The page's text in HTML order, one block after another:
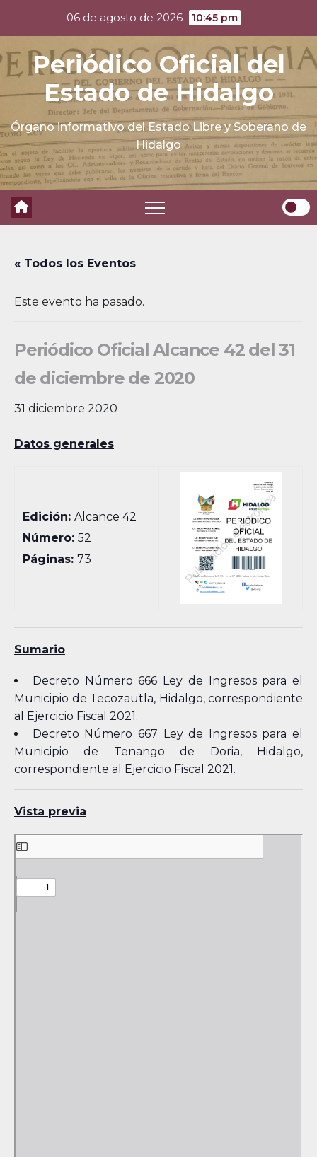
content
06 de agosto de 2026 10:45 pm
Periódico Oficial del
Estado de Hidalgo
Órgano informativo del Estado Libre y Soberano de
Hidalgo
« Todos los Eventos
Este evento ha pasado.
Periódico Oficial Alcance 42 del 31
de diciembre de 2020
31 diciembre 2020
Datos generales
Edición:Alcance 42
Número:52
Páginas:73
Sumario
Decreto Número 666 Ley de Ingresos para el
Municipio de Tecozautla, Hidalgo, correspondiente
al Ejercicio Fiscal 2021.
Decreto Número 667 Ley de Ingresos para el
Municipio de Tenango de Doria, Hidalgo,
correspondiente al Ejercicio Fiscal 2021.
Vista previa
Skip
to
PDF
content